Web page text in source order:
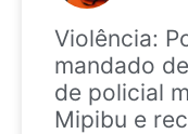
Violência:
mandado
de policial
Mipibu e